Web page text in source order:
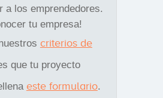
a los emprendedores.
tu empresa!
criterios de
que tu proyecto
este formulario.